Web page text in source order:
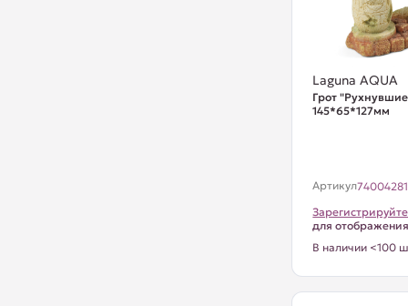
Laguna AQUA
Грот
145*65*127мм
Артикул74004281
для
В наличии <100